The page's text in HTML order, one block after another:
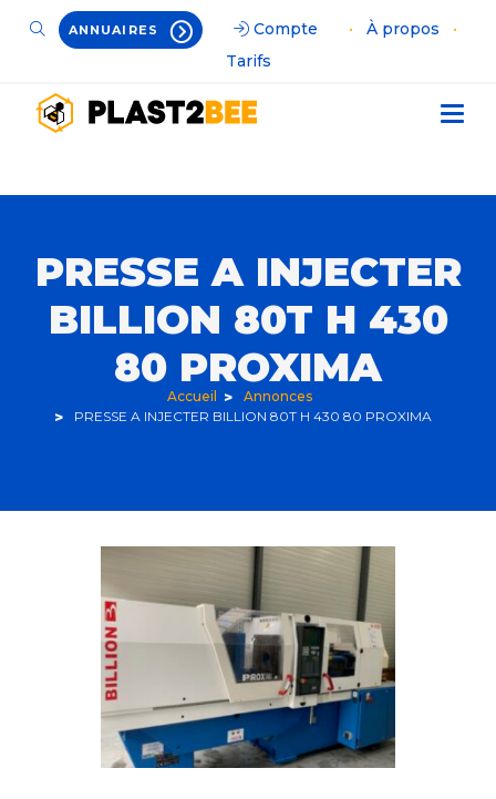
ANNUAIRES Compte • À propos
•
Tarifs
PRESSE A INJECTER
BILLION 80T H 430
80 PROXIMA
Accueil
Annonces
PRESSE A INJECTER BILLION 80T H 430 80 PROXIMA